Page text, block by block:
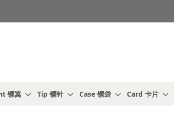
镖翼 Tip 镖针 Case 镖袋 Card 卡片